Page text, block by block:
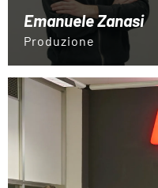
Emanuele Zanasi
Produzione